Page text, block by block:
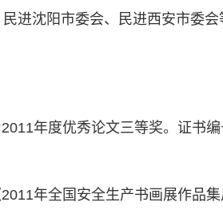
进沈阳市委会、民进西安市委会
年度优秀论文三等奖。证书
年全国安全生产书画展作品